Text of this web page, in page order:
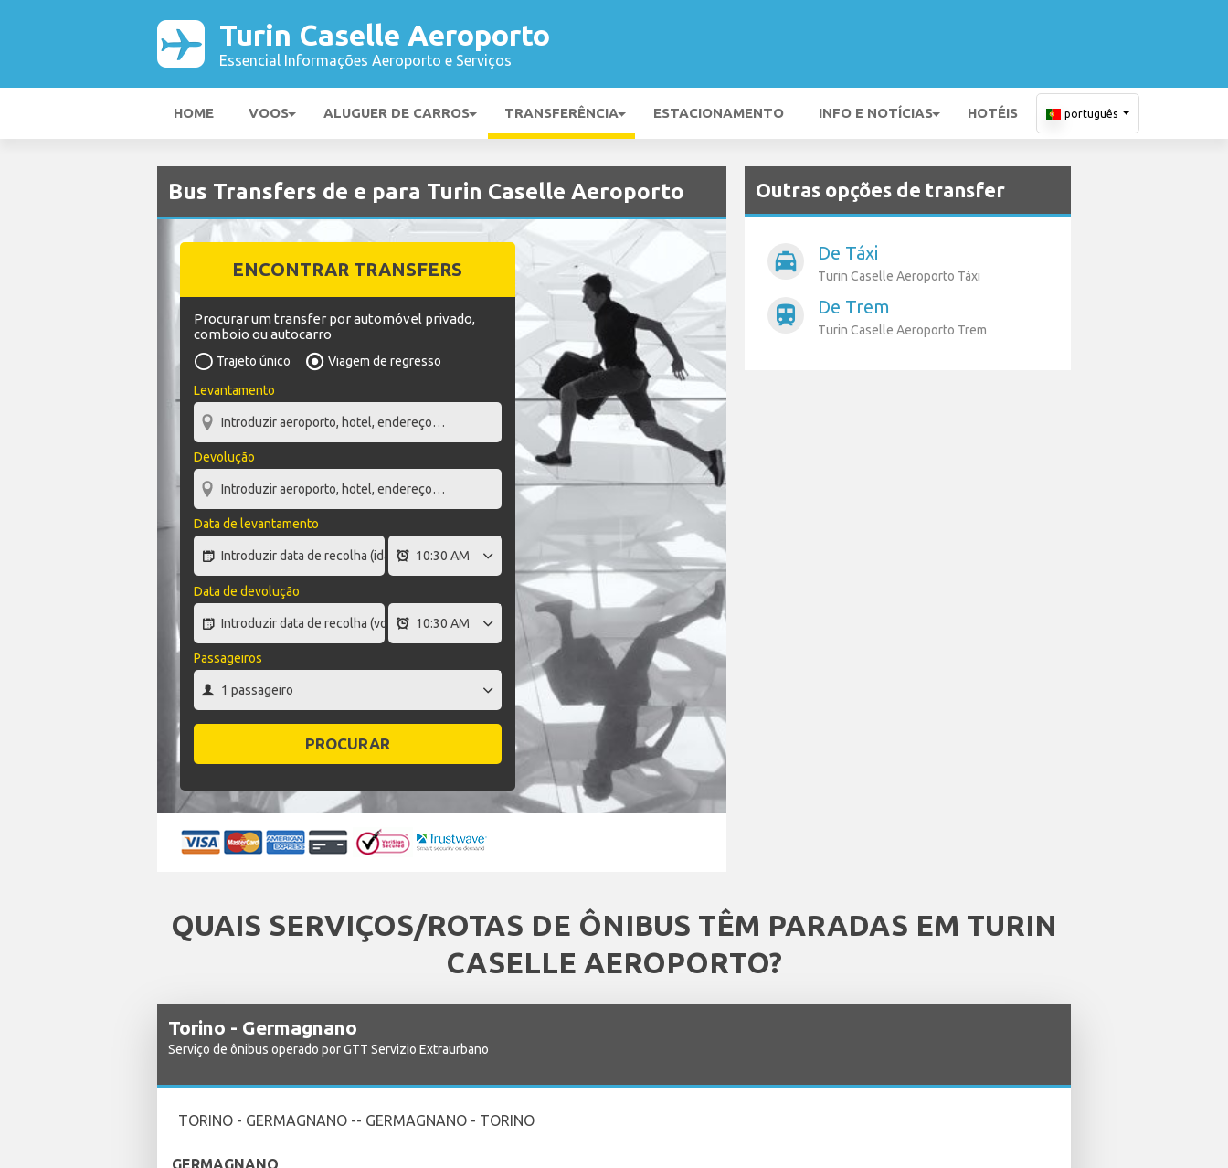
Turin Caselle Aeroporto
Essencial Informações Aeroporto e Serviços
HOME VOOS ALUGUER DE CARROS TRANSFERÊNCIA ESTACIONAMENTO INFO E NOTÍCIAS HOTÉIS português
Bus Transfers de e para Turin Caselle Aeroporto
ENCONTRAR TRANSFERS
Procurar um transfer por automóvel privado,
comboio ou autocarro
Trajeto único
Viagem de regresso
Levantamento
Devolução
Data de levantamento
Data de devolução
Passageiros
PROCURAR
Outras opções de transfer
local_taxi De Táxi
Turin Caselle Aeroporto Táxi
train De Trem
Turin Caselle Aeroporto Trem
QUAIS SERVIÇOS/ROTAS DE ÔNIBUS TÊM PARADAS EM TURIN
CASELLE AEROPORTO?
Torino - Germagnano
Serviço de ônibus operado por GTT Servizio Extraurbano
TORINO - GERMAGNANO -- GERMAGNANO - TORINO
GERMAGNANO